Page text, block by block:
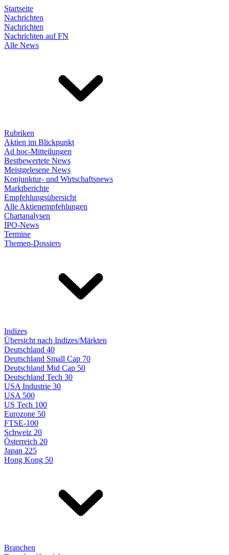
Startseite
Nachrichten
Nachrichten
Nachrichten auf FN
Alle News
Rubriken
Aktien im Blickpunkt
Ad hoc-Mitteilungen
Bestbewertete News
Meistgelesene News
Konjunktur- und Wirtschaftsnews
Marktberichte
Empfehlungsübersicht
Alle Aktienempfehlungen
Chartanalysen
IPO-News
Termine
Themen-Dossiers
Indizes
Übersicht nach Indizes/Märkten
Deutschland 40
Deutschland Small Cap 70
Deutschland Mid Cap 50
Deutschland Tech 30
USA Industrie 30
USA 500
US Tech 100
Eurozone 50
FTSE-100
Schweiz 20
Österreich 20
Japan 225
Hong Kong 50
Branchen